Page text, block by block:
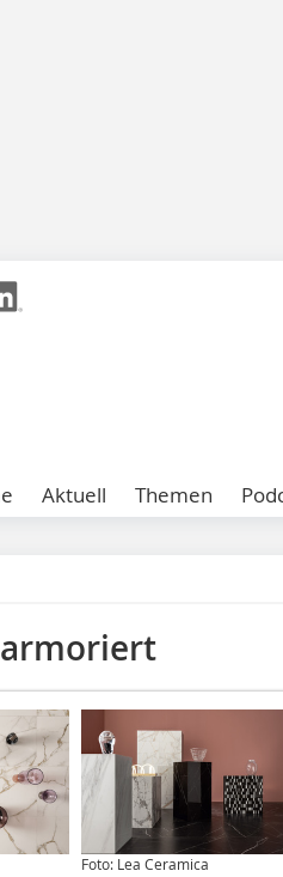
Aktuell Themen
Foto: Lea Ceramica